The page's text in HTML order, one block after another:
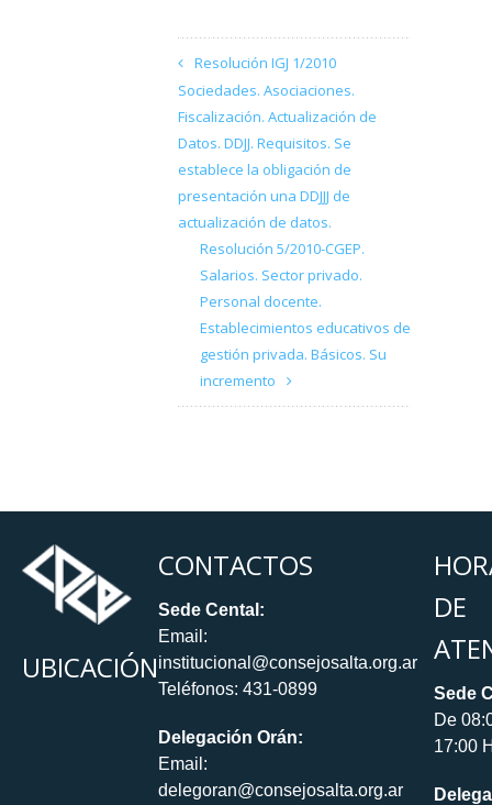
Resolución IGJ 1/2010
Sociedades. Asociaciones.
Fiscalización. Actualización de
Datos. DDJJ. Requisitos. Se
establece la obligación de
presentación una DDJJJ de
actualización de datos.
Resolución 5/2010-CGEP.
Salarios. Sector privado.
Personal docente.
Establecimientos educativos de
gestión privada. Básicos. Su
incremento
UBICACIÓN
CONTACTOS
Sede Cental:
Email:
institucional@consejosalta.org.ar
Teléfonos: 431-0899
Delegación Orán:
Email:
delegoran@consejosalta.org.ar
DE
Sede
De
17:00